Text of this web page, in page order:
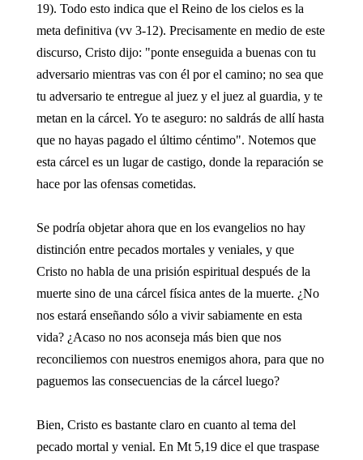
19). Todo esto indica que el Reino de los cielos es la
meta definitiva (vv 3-12). Precisamente en medio de este
discurso, Cristo dijo: "ponte enseguida a buenas con tu
adversario mientras vas con él por el camino; no sea que
tu adversario te entregue al juez y el juez al guardia, y te
metan en la cárcel. Yo te aseguro: no saldrás de allí hasta
que no hayas pagado el último céntimo". Notemos que
esta cárcel es un lugar de castigo, donde la reparación se
hace por las ofensas cometidas.
Se podría objetar ahora que en los evangelios no hay
distinción entre pecados mortales y veniales, y que
Cristo no habla de una prisión espiritual después de la
muerte sino de una cárcel física antes de la muerte. ¿No
nos estará enseñando sólo a vivir sabiamente en esta
vida? ¿Acaso no nos aconseja más bien que nos
reconciliemos con nuestros enemigos ahora, para que no
paguemos las consecuencias de la cárcel luego?
Bien, Cristo es bastante claro en cuanto al tema del
pecado mortal y venial. En Mt 5,19 dice el que traspase